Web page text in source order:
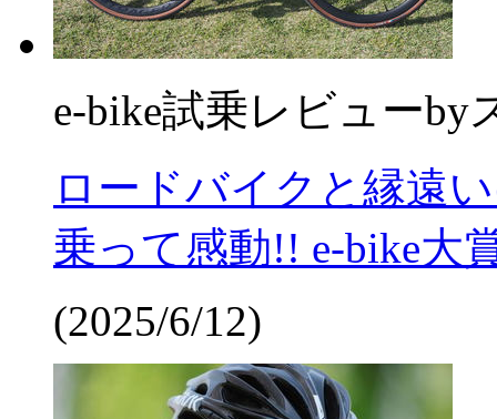
e-bike試乗レビューby
ロードバイクと縁遠
乗って感動!! e-bike大
(2025/6/12)